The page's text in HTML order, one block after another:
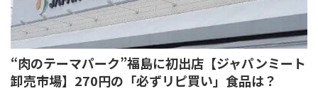
“肉のテーマパーク”福島に初出店【ジャパンミート
卸売市場】270円の「必ずリピ買い」食品は？